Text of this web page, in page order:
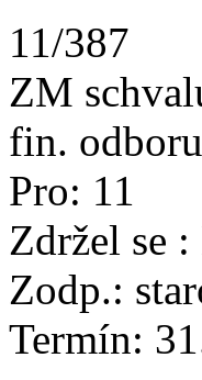
11/387
ZM
fin.
Pro: 11
Zdržel se
Zodp.:
Termín: